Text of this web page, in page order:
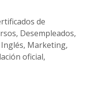
de
, Desempleados,
Inglés, Marketing,
oficial,